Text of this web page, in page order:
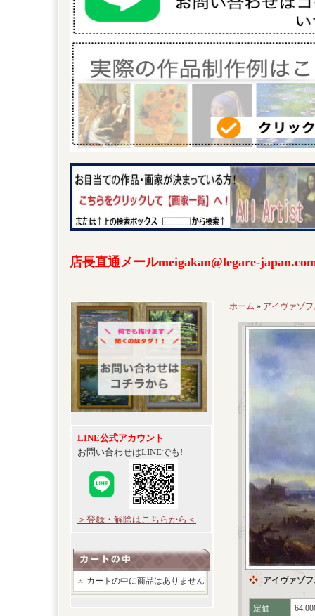
店長直通メールmeigakan@legare-
LINE公式アカウント
お問い合わせはLINEでも!
＞登録・解除はこちらから＜
カートの中に商品はありません
ホーム » アイヴァゾ
アイヴァゾ
定価